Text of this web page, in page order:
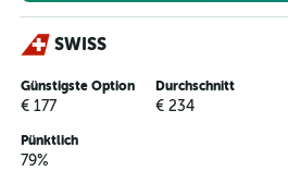
SWISS
Günstigste Option
€ 177
Durchschnitt
€ 234
Pünktlich
79%